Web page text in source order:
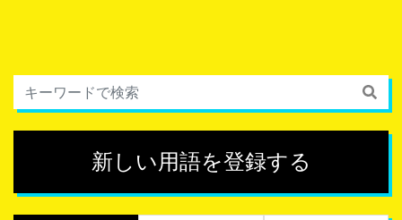
新しい用語を登録する